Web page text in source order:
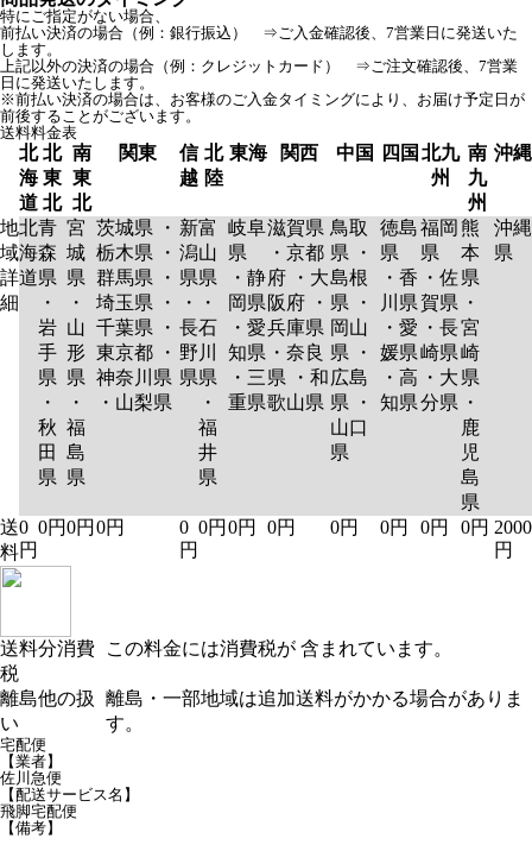
特にご指定がない場合、
前払い決済の場合（例：銀行振込） ⇒ご入金確認後、7営業日に発送いた
します。
上記以外の決済の場合（例：クレジットカード） ⇒ご注文確認後、7営業
日に発送いたします。
※前払い決済の場合は、お客様のご入金タイミングにより、お届け予定日が
前後することがございます。
送料料金表
北
海
道
北
東
北
南
東
北
関東
信
越
北
陸
東海 関西 中国 四国 北九
州
南
九
州
沖縄
地
域
詳
細
北
海
道
青
森
県
・
岩
手
県
・
秋
田
県
宮
城
県
・
山
形
県
・
福
島
県
茨城県 ・
栃木県 ・
群馬県 ・
埼玉県 ・
千葉県 ・
東京都 ・
神奈川県
・山梨県
新
潟
県
・
長
野
県
富
山
県
・
石
川
県
・
福
井
県
岐阜
県
・静
岡県
・愛
知県
・三
重県
滋賀県
・京都
府 ・大
阪府 ・
兵庫県
・奈良
県 ・和
歌山県
鳥取
県 ・
島根
県 ・
岡山
県 ・
広島
県 ・
山口
県
徳島
県
・香
川県
・愛
媛県
・高
知県
福岡
県
・佐
賀県
・長
崎県
・大
分県
熊
本
県
・
宮
崎
県
・
鹿
児
島
県
沖縄
県
送
料
0
円
0円0円 0円
0
円
0円 0円 0円 0円 0円 0円 0円 2000
円
送料分消費
税
この料金には消費税が 含まれています。
離島他の扱
い
離島・一部地域は追加送料がかかる場合がありま
す。
宅配便
【業者】
佐川急便
【配送サービス名】
飛脚宅配便
【備考】